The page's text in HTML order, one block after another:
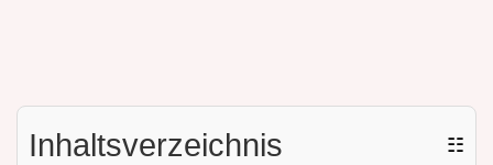
Inhaltsverzeichnis ☷